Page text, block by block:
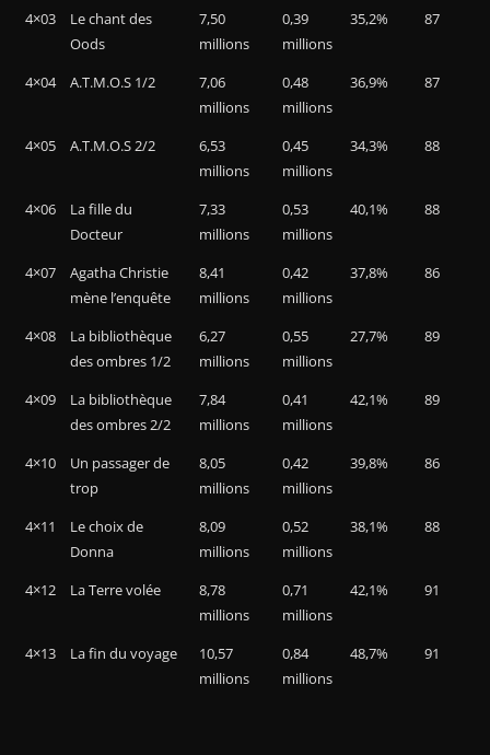
4×03
Le chant des
Oods
7,50
millions
0,39
millions
35,2% 87
4×04 A.T.M.O.S 1/2
7,06
millions
0,48
millions
36,9% 87
4×05 A.T.M.O.S 2/2
6,53
millions
0,45
millions
34,3% 88
4×06
La fille du
Docteur
7,33
millions
0,53
millions
40,1% 88
4×07
Agatha Christie
mène l’enquête
8,41
millions
0,42
millions
37,8% 86
4×08
La bibliothèque
des ombres 1/2
6,27
millions
0,55
millions
27,7% 89
4×09
La bibliothèque
des ombres 2/2
7,84
millions
0,41
millions
42,1% 89
4×10
Un passager de
trop
8,05
millions
0,42
millions
39,8% 86
4×11
Le choix de
Donna
8,09
millions
0,52
millions
38,1% 88
4×12 La Terre volée
8,78
millions
0,71
millions
42,1% 91
4×13 La fin du voyage
10,57
millions
0,84
millions
48,7% 91